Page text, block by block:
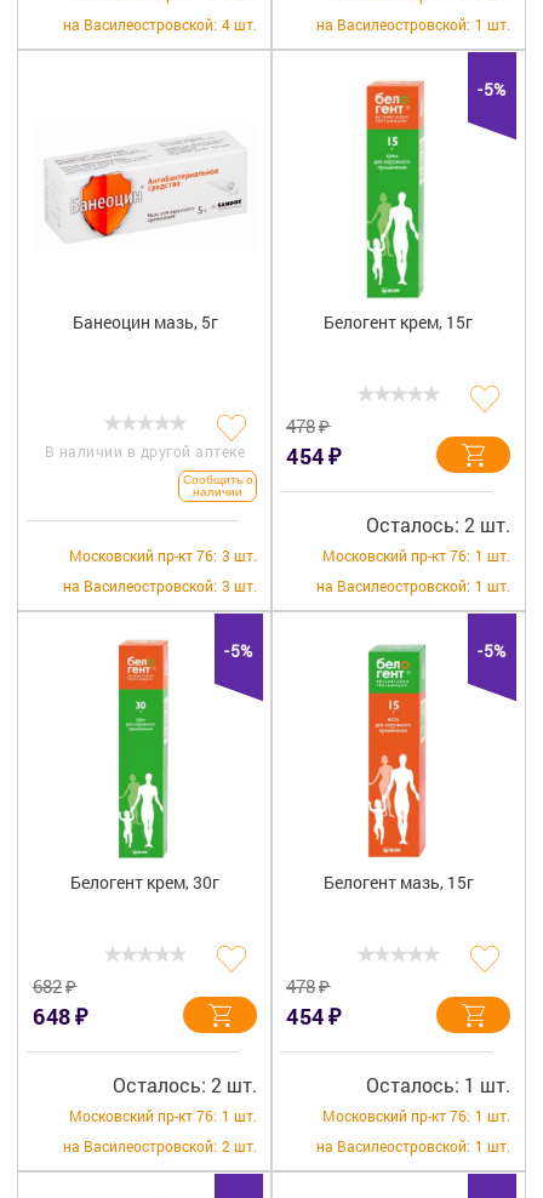
+7 (812) 570-55-00 Вакансии
на Василеостровской: 4 шт.
на Василеостровской: 1 шт.
Банеоцин мазь, 5г
В наличии в другой аптеке
Сообщить о
наличии
Московский пр-кт 76: 3 шт.
на Василеостровской: 3 шт.
-5%
Белогент крем, 15г
478₽
454₽
Осталось: 2 шт.
Московский пр-кт 76: 1 шт.
на Василеостровской: 1 шт.
-5%
Белогент крем, 30г
682₽
648₽
Осталось: 2 шт.
Московский пр-кт 76: 1 шт.
на Василеостровской: 2 шт.
-5%
Белогент мазь, 15г
478₽
454₽
Осталось: 1 шт.
Московский пр-кт 76: 1 шт.
на Василеостровской: 1 шт.